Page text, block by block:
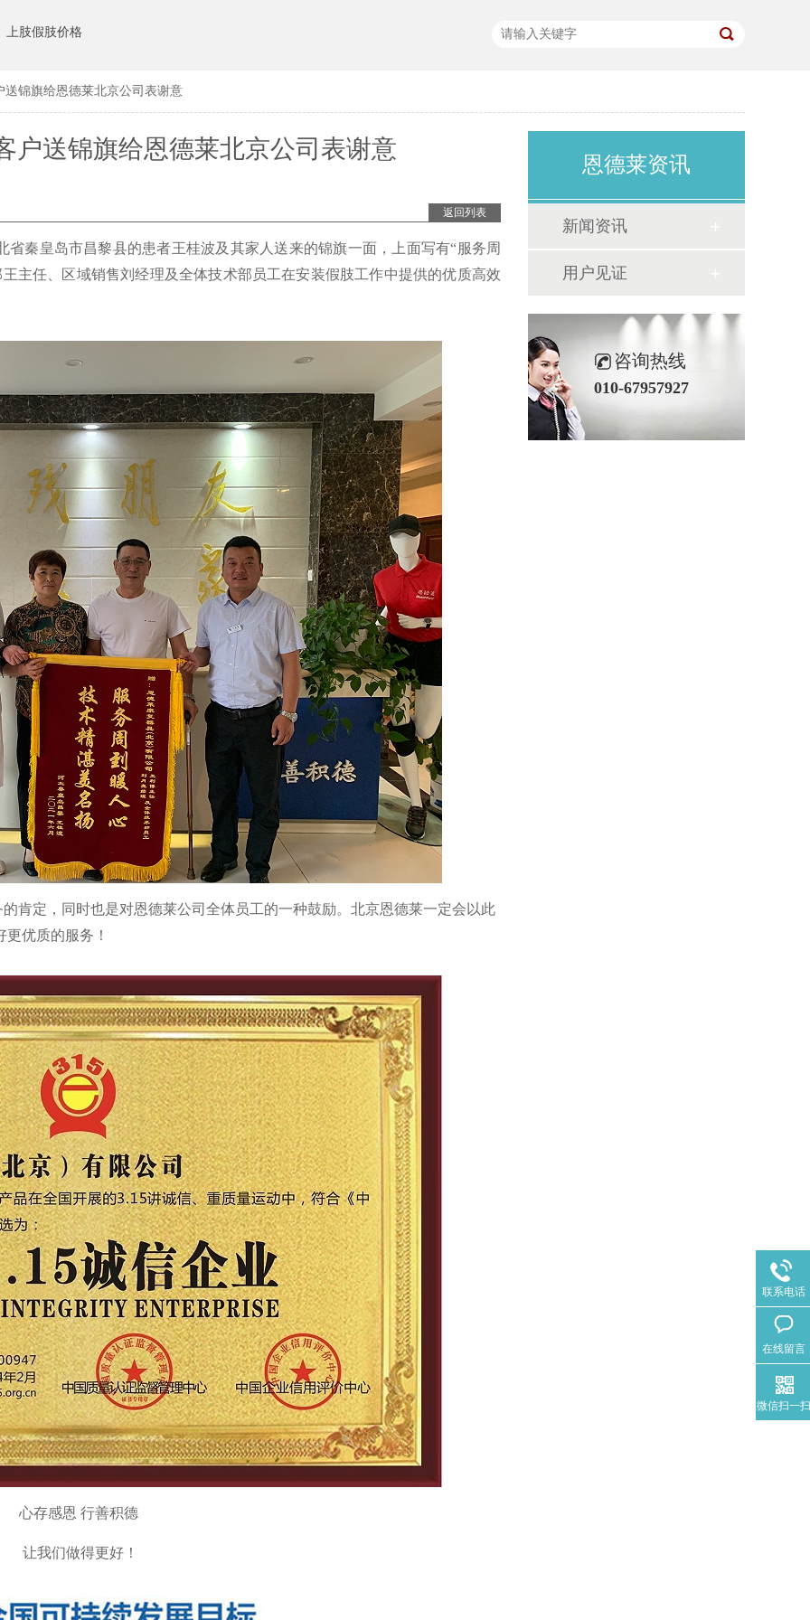
上肢假肢价格
送锦旗给恩德莱北京公司表谢意
户送锦旗给恩德莱北京公司表谢意
返回列表
省秦皇岛市昌黎县的患者王桂波及其家人送来的锦旗一面，上面写有“服务周
主任、区域销售刘经理及全体技术部员工在安装假肢工作中提供的优质高效
肯定，同时也是对恩德莱公司全体员工的一种鼓励。北京恩德莱一定会以此
优质的服务！
心存感恩 行善积德
让我们做得更好！
恩德莱资讯
新闻资讯
用户见证
咨询热线
010-67957927
联系电话
在线留言
微信扫一扫